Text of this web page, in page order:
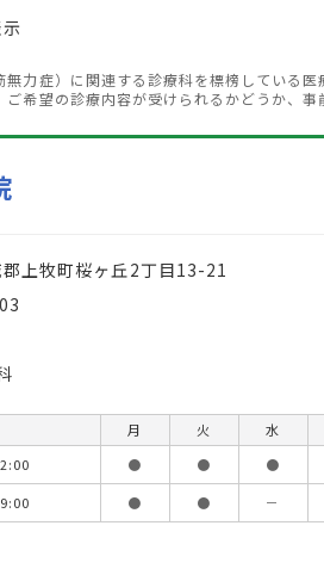
力症）に関連する診療科を標榜している
希望の診療内容が受けられるかどうか、事
上牧町桜ヶ丘2丁目13-21
月 火 水
● ● ●
● ● －